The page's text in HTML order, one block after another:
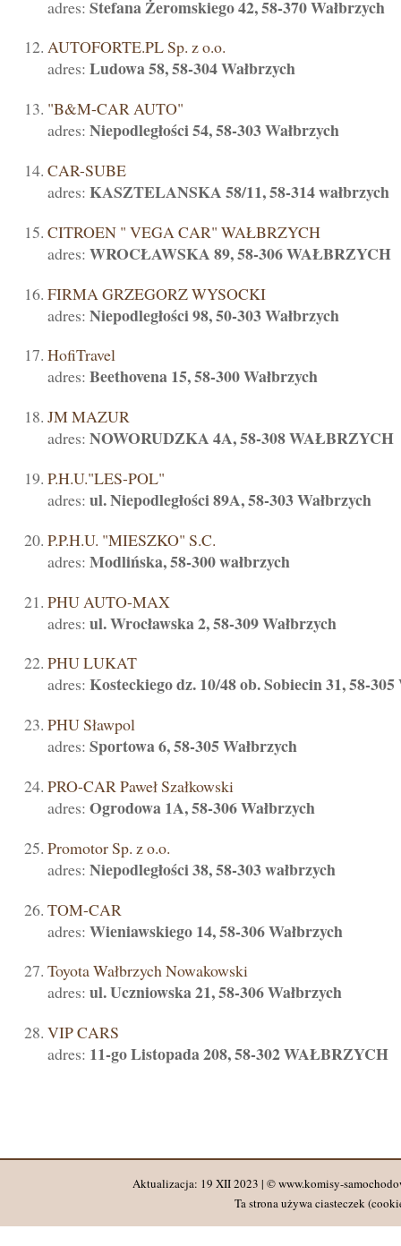
adres: Stefana Żeromskiego 42, 58-370 Wałbrzych
AUTOFORTE.PL Sp. z o.o.
adres: Ludowa 58, 58-304 Wałbrzych
"B&M-CAR AUTO"
adres: Niepodległości 54, 58-303 Wałbrzych
CAR-SUBE
adres: KASZTELANSKA 58/11, 58-314 wałbrzych
CITROEN " VEGA CAR" WAŁBRZYCH
adres: WROCŁAWSKA 89, 58-306 WAŁBRZYCH
FIRMA GRZEGORZ WYSOCKI
adres: Niepodległości 98, 50-303 Wałbrzych
HofiTravel
adres: Beethovena 15, 58-300 Wałbrzych
JM MAZUR
adres: NOWORUDZKA 4A, 58-308 WAŁBRZYCH
P.H.U."LES-POL"
adres: ul. Niepodległości 89A, 58-303 Wałbrzych
P.P.H.U. "MIESZKO" S.C.
adres: Modlińska, 58-300 wałbrzych
PHU AUTO-MAX
adres: ul. Wrocławska 2, 58-309 Wałbrzych
PHU LUKAT
adres: Kosteckiego dz. 10/48 ob. Sobiecin 31, 58-305
PHU Sławpol
adres: Sportowa 6, 58-305 Wałbrzych
PRO-CAR Paweł Szałkowski
adres: Ogrodowa 1A, 58-306 Wałbrzych
Promotor Sp. z o.o.
adres: Niepodległości 38, 58-303 wałbrzych
TOM-CAR
adres: Wieniawskiego 14, 58-306 Wałbrzych
Toyota Wałbrzych Nowakowski
adres: ul. Uczniowska 21, 58-306 Wałbrzych
VIP CARS
adres: 11-go Listopada 208, 58-302 WAŁBRZYCH
Aktualizacja: 19 XII 2023 | © www.komisy-
Ta strona używa ciasteczek